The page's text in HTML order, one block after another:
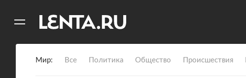
Мир Все Политика Общество Происшествия